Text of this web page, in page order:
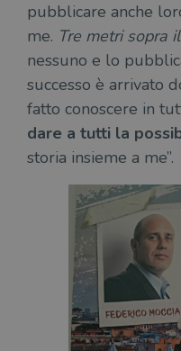
pubblicare anche
me. Tre metri sopra
nessuno e lo
successo è arrivato
fatto conoscere in
dare a tutti la
storia insieme a me”.